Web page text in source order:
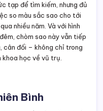
tạp để tìm kiếm, nhưng đủ
so màu sắc sao cho tới
nhiều năm. Và với hình
chòm sao này vẫn tiếp
cân đối – không chỉ trong
khoa học về vũ trụ.
Bình